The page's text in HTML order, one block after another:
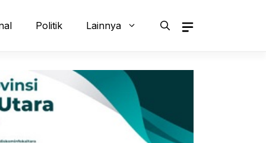
Politik Lainnya